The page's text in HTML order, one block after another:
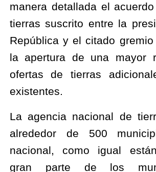
manera detallada el
tierras suscrito entre la
República y el citado gremio
la apertura de una mayor
ofertas de tierras
existentes.
La agencia nacional de
alrededor de 500
nacional, como igual
gran parte de los